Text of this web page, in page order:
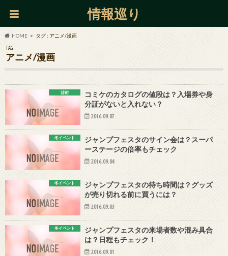
情報巡り
HOME タグ : アニメ/漫画
TAG
アニメ/漫画
芸術
コミケのカタログの値段は？入場券や身
分証がないと入れない？
2016.09.07
冬イベント
ジャンプフェスタのサイン会は？スーパ
ーステージの倍率もチェック
2016.09.04
冬イベント
ジャンプフェスタの待ち時間は？グッズ
が売り切れる前に買うには？
2016.09.03
冬イベント
ジャンプフェスタの来場者数や混み具合
は？日程もチェック！
2016.09.01